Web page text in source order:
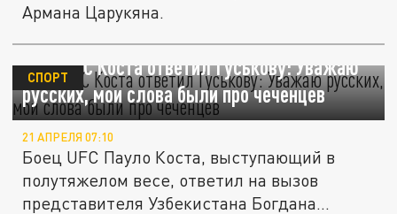
Армана Царукяна.
Боец UFC Коста ответил Гуськову: Уважаю
русских, мои слова были про чеченцев
СПОРТ
21 АПРЕЛЯ 07:10
Боец UFC Пауло Коста, выступающий в
полутяжелом весе, ответил на вызов
представителя Узбекистана Богдана...